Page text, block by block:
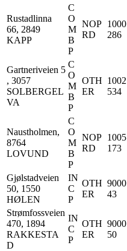
Rustadlinna
66, 2849
KAPP
C
O
M
B
P
NOP
RD
1000
286
Gartneriveien 5
, 3057
SOLBERGEL
VA
C
O
M
B
P
OTH
ER
1002
534
Naustholmen,
8764
LOVUND
C
O
M
B
P
NOP
RD
1005
173
Gjølstadveien
50, 1550
HØLEN
IN
C
P
OTH
ER
9000
43
Strømfossveien
470, 1894
RAKKESTA
D
IN
C
P
OTH
ER
9000
50